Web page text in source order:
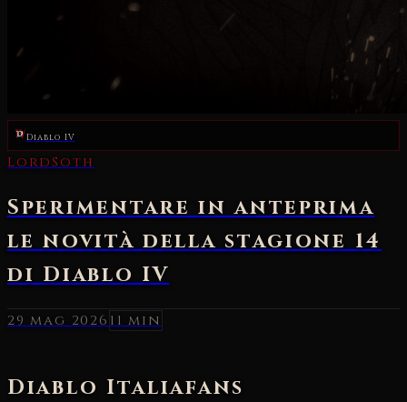
Diablo IV
29 mag 202611 min
Diablo Italiafans